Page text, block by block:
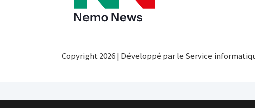
Copyright 2026 | Développé par le Service